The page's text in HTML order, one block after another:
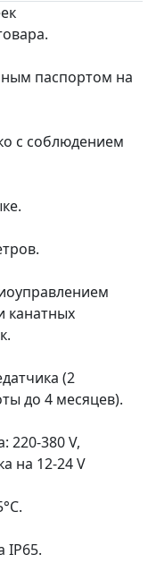
паспортом на
с соблюдением
канатных
(2
до 4 месяцев).
220-380 V,
на 12-24 V
IP65.